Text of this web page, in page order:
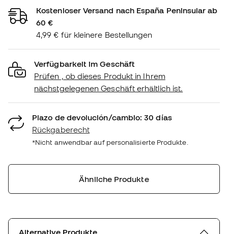
Kostenloser Versand nach España Peninsular ab
60 €
4,99 € für kleinere Bestellungen
Verfügbarkeit im Geschäft
Prüfen , ob dieses Produkt in Ihrem
nächstgelegenen Geschäft erhältlich ist.
Plazo de devolución/cambio: 30 días
Rückgaberecht
*Nicht anwendbar auf personalisierte Produkte.
Ähnliche Produkte
Alternative Produkte